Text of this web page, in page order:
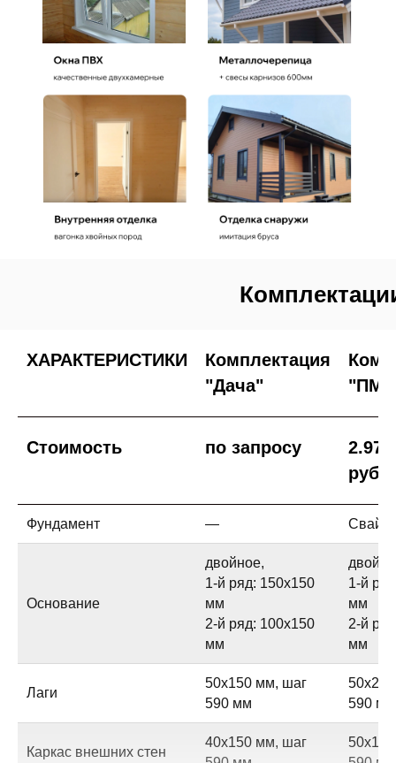
ХАРАКТЕРИСТИКИ
Комплектация
"Дача"
Стоимость по запросу
Фундамент —
Основание
двойное,
1-й ряд: 150х150
мм
2-й ряд: 100х150
мм
1-й
мм
2-й
мм
Лаги
50х150 мм, шаг
590 мм
590 мм
Каркас внешних стен
40х150 мм, шаг